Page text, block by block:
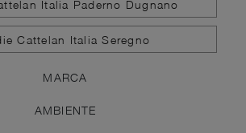
Italia Paderno Dugnano
Cattelan Italia Seregno
MARCA
AMBIENTE